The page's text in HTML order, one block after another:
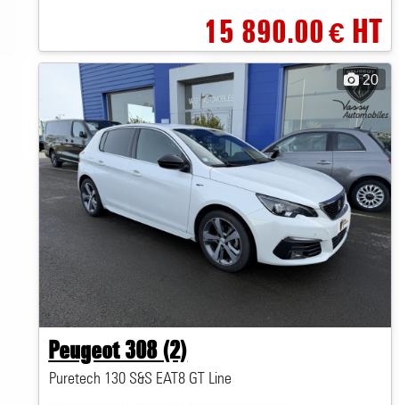
15 890.00€HT
20
Peugeot 308 (2)
Puretech 130 S&S EAT8 GT Line